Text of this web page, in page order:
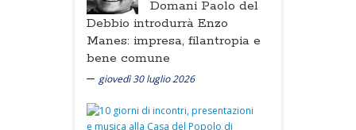
Domani Paolo del
Debbio introdurrà Enzo
Manes: impresa, filantropia e
bene comune
giovedì 30 luglio 2026